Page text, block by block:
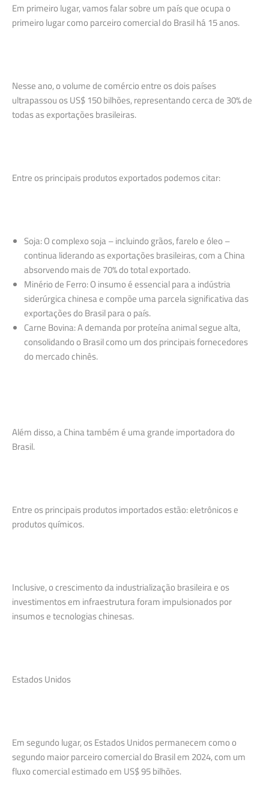
Em primeiro lugar, vamos falar sobre um país que ocupa o
primeiro lugar como parceiro comercial do Brasil há 15 anos.
Nesse ano, o volume de comércio entre os dois países
ultrapassou os US$ 150 bilhões, representando cerca de 30% de
todas as exportações brasileiras.
Entre os principais produtos exportados podemos citar:
Soja: O complexo soja – incluindo grãos, farelo e óleo –
continua liderando as exportações brasileiras, com a China
absorvendo mais de 70% do total exportado.
Minério de Ferro: O insumo é essencial para a indústria
siderúrgica chinesa e compõe uma parcela significativa das
exportações do Brasil para o país.
Carne Bovina: A demanda por proteína animal segue alta,
consolidando o Brasil como um dos principais fornecedores
do mercado chinês.
Além disso, a China também é uma grande importadora do
Brasil.
Entre os principais produtos importados estão: eletrônicos e
produtos químicos.
Inclusive, o crescimento da industrialização brasileira e os
investimentos em infraestrutura foram impulsionados por
insumos e tecnologias chinesas.
Estados Unidos
Em segundo lugar, os Estados Unidos permanecem como o
segundo maior parceiro comercial do Brasil em 2024, com um
fluxo comercial estimado em US$ 95 bilhões.